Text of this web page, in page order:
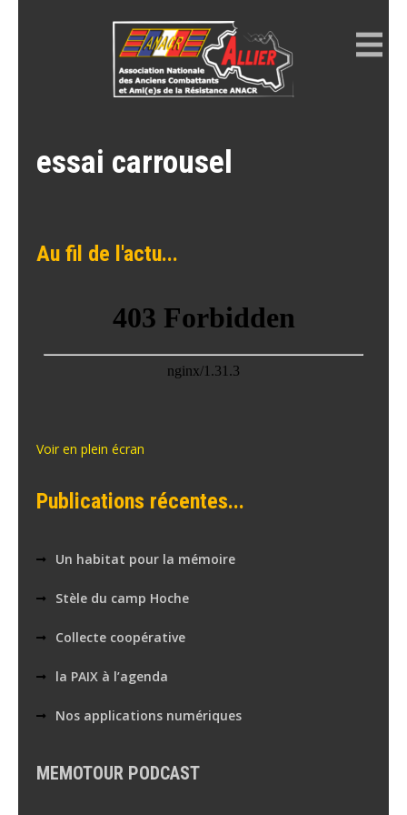
essai carrousel
Au fil de l'actu...
Voir en plein écran
Publications récentes...
Un habitat pour la mémoire
Stèle du camp Hoche
Collecte coopérative
la PAIX à l’agenda
Nos applications numériques
MEMOTOUR PODCAST